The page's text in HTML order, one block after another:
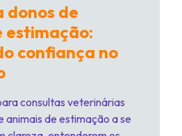
donos de
estimação:
confiança no
consultas veterinárias
animais de estimação a se